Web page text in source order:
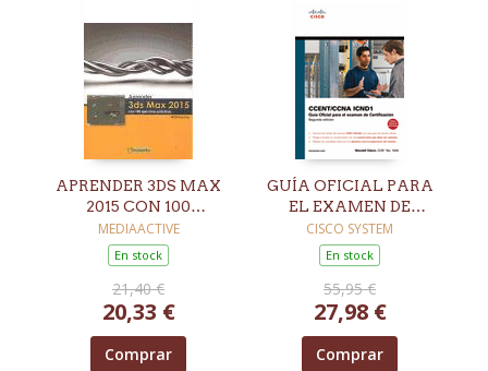
APRENDER 3DS MAX
2015 CON 100
EJERCICIOS
PRÁCTICOS
MEDIAACTIVE
En stock
21,40 €
20,33 €
Comprar
GUÍA OFICIAL PARA
EL EXAMEN DE
CERTIFICACIÓN
CCENT/CCNA ICND1
2ª EED
CISCO SYSTEM
En stock
55,95 €
27,98 €
Comprar